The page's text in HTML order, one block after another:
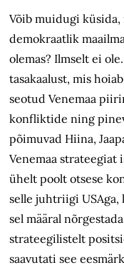
Võib muidugi küsida,
demokraatlik
olemas? Ilmselt ei
tasakaalust, mis
seotud Venemaa
konfliktide ning
põimuvad Hiina,
Venemaa strateegiat
ühelt poolt otsese
selle juhtriigi
sel määral
strateegilistelt
saavutati see